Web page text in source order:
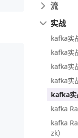
流
实战
kafka实
kafka实
kafka实
kafka实
kafka实
kafka
kafka
zk）